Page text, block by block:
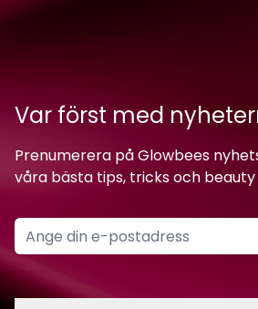
Var först med
Prenumerera på Glowbees
våra bästa tips, tricks och